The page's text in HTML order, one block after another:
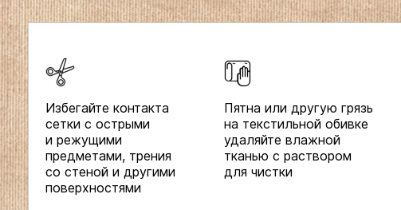
Избегайте контакта
сетки с острыми
и режущими
предметами, трения
со стеной и другими
поверхностями
Пятна или другую грязь
на текстильной обивке
удаляйте влажной
тканью с раствором
для чистки